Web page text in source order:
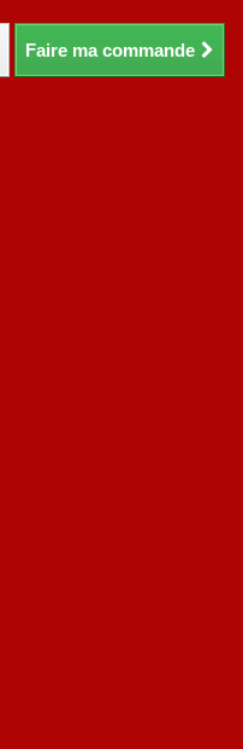
Faire ma commande